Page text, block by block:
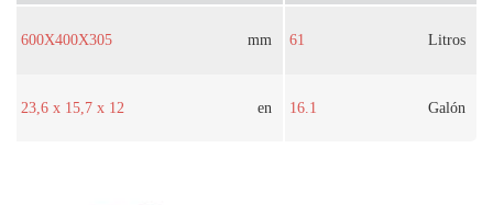
600X400X305 mm
23,6 x 15,7 x 12 en
61 Litros
16.1 Galón